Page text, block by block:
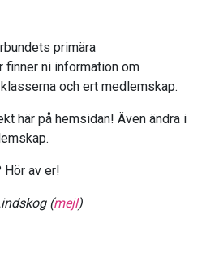
primära
finner ni information om
och ert medlemskap.
här på hemsidan! Även ändra i
Hör av er!
(mejl)